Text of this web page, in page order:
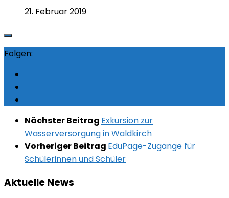
21. Februar 2019
Folgen:
Nächster Beitrag Exkursion zur
Wasserversorgung in Waldkirch
Vorheriger Beitrag EduPage-Zugänge für
Schülerinnen und Schüler
Aktuelle News